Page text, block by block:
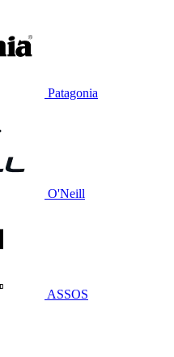
Patagonia
O'Neill
ASSOS